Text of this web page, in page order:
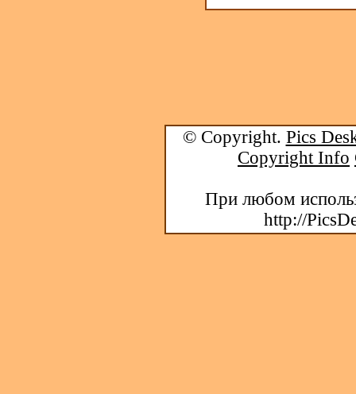
© Copyright. Pics
Copyright Info
При любом
http://